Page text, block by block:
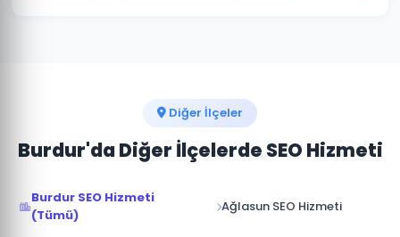
Diğer İlçeler
Burdur'da Diğer İlçelerde SEO Hizmeti
Burdur SEO Hizmeti
(Tümü)
Ağlasun SEO Hizmeti